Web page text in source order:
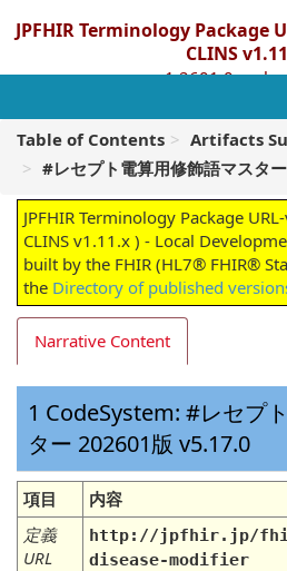
JPFHIR Terminology Package
CLINS
1.2601.0 -
Table of Contents
Artifacts
#レセプト電算用修飾語マスタ
JPFHIR Terminology Package
CLINS v1.11.x ) - Local
built by the FHIR (HL7® FHIR®
the Directory of published
Narrative Content
CodeSystem: #レセプ
ター 202601版 v5.17.0
項目
内容
定義
URL
http://jpfhir.jp/fhir/
disease-modifier